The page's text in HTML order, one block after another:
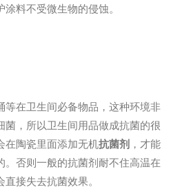
料不受微生物的侵蚀。
等在卫生间必备物品，这种环境非
菌，所以卫生间用品做成抗菌的很
在陶瓷里面添加无机抗菌剂 ，才能
。否则一般的抗菌剂耐不住高温在
接失去抗菌效果。